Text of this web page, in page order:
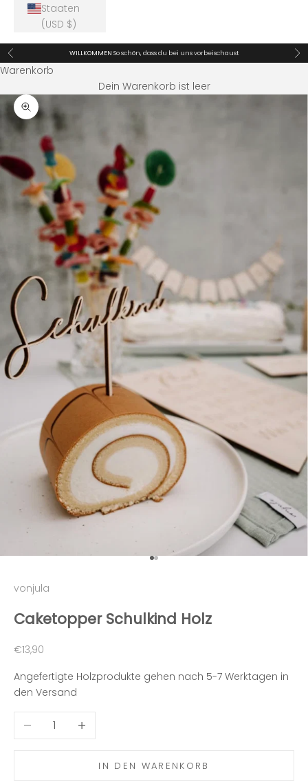
Staaten
(USD $)
Zurück WILLKOMMEN So schön, dass du bei uns vorbeischaust Vor
Warenkorb
Dein Warenkorb ist leer
Bild vergrößern
Gehe zu Element 1
Gehe zu Element 2
vonjula
Caketopper Schulkind Holz
Angebot
€13,90
Angefertigte Holzprodukte gehen nach 5-7 Werktagen in
den Versand
Anzahl verringernAnzahl erhöhen
IN DEN WARENKORB